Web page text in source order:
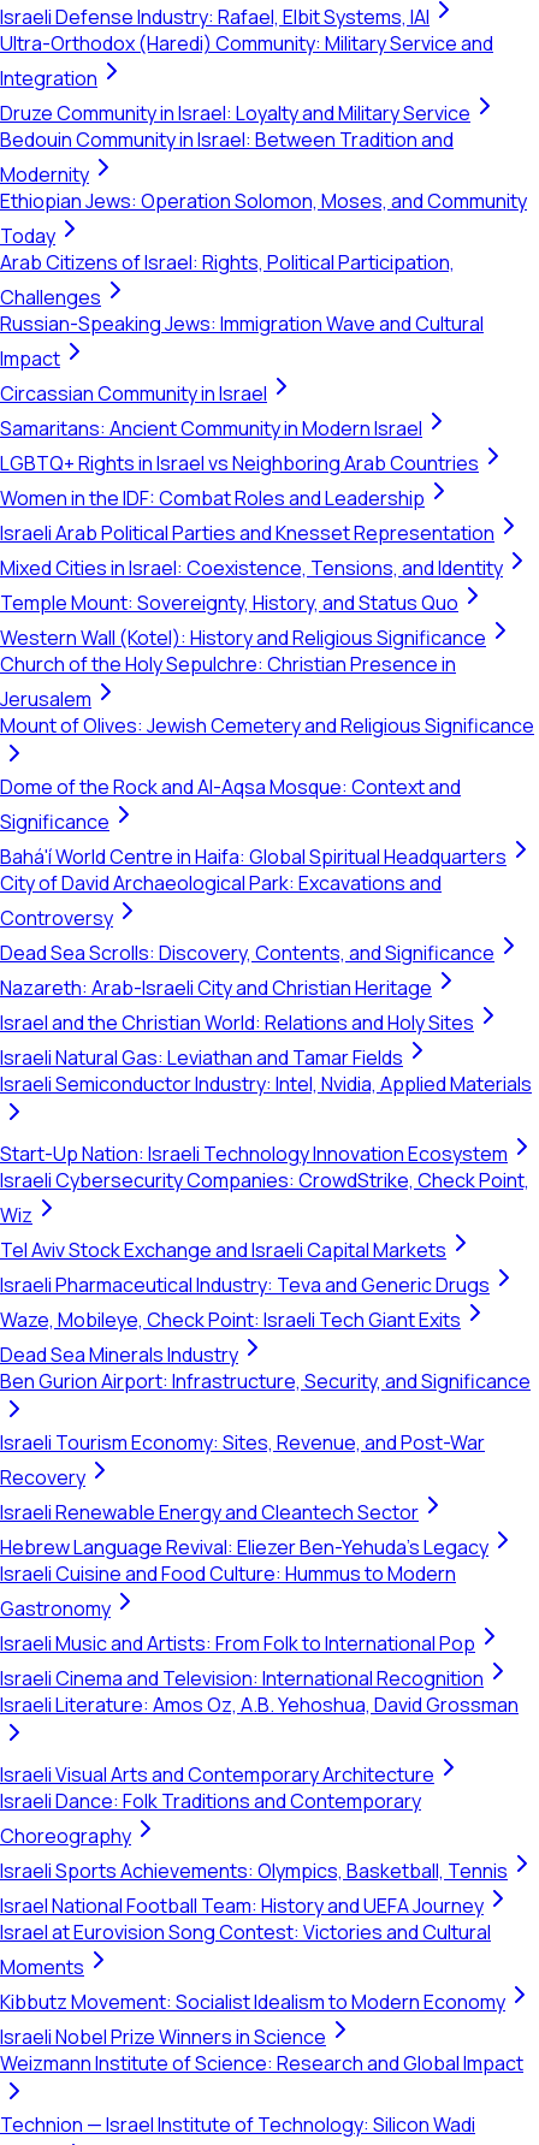
Israeli Defense Industry: Rafael, Elbit Systems, IAI
Ultra-Orthodox (Haredi) Community: Military Service and
Integration
Druze Community in Israel: Loyalty and Military Service
Bedouin Community in Israel: Between Tradition and
Modernity
Ethiopian Jews: Operation Solomon, Moses, and Community
Today
Arab Citizens of Israel: Rights, Political Participation,
Challenges
Russian-Speaking Jews: Immigration Wave and Cultural
Impact
Circassian Community in Israel
Samaritans: Ancient Community in Modern Israel
LGBTQ+ Rights in Israel vs Neighboring Arab Countries
Women in the IDF: Combat Roles and Leadership
Israeli Arab Political Parties and Knesset Representation
Mixed Cities in Israel: Coexistence, Tensions, and Identity
Temple Mount: Sovereignty, History, and Status Quo
Western Wall (Kotel): History and Religious Significance
Church of the Holy Sepulchre: Christian Presence in
Jerusalem
Mount of Olives: Jewish Cemetery and Religious Significance
Dome of the Rock and Al-Aqsa Mosque: Context and
Significance
Bahá'í World Centre in Haifa: Global Spiritual Headquarters
City of David Archaeological Park: Excavations and
Controversy
Dead Sea Scrolls: Discovery, Contents, and Significance
Nazareth: Arab-Israeli City and Christian Heritage
Israel and the Christian World: Relations and Holy Sites
Israeli Natural Gas: Leviathan and Tamar Fields
Israeli Semiconductor Industry: Intel, Nvidia, Applied Materials
Start-Up Nation: Israeli Technology Innovation Ecosystem
Israeli Cybersecurity Companies: CrowdStrike, Check Point,
Wiz
Tel Aviv Stock Exchange and Israeli Capital Markets
Israeli Pharmaceutical Industry: Teva and Generic Drugs
Waze, Mobileye, Check Point: Israeli Tech Giant Exits
Dead Sea Minerals Industry
Ben Gurion Airport: Infrastructure, Security, and Significance
Israeli Tourism Economy: Sites, Revenue, and Post-War
Recovery
Israeli Renewable Energy and Cleantech Sector
Hebrew Language Revival: Eliezer Ben-Yehuda's Legacy
Israeli Cuisine and Food Culture: Hummus to Modern
Gastronomy
Israeli Music and Artists: From Folk to International Pop
Israeli Cinema and Television: International Recognition
Israeli Literature: Amos Oz, A.B. Yehoshua, David Grossman
Israeli Visual Arts and Contemporary Architecture
Israeli Dance: Folk Traditions and Contemporary
Choreography
Israeli Sports Achievements: Olympics, Basketball, Tennis
Israel National Football Team: History and UEFA Journey
Israel at Eurovision Song Contest: Victories and Cultural
Moments
Kibbutz Movement: Socialist Idealism to Modern Economy
Israeli Nobel Prize Winners in Science
Weizmann Institute of Science: Research and Global Impact
Technion — Israel Institute of Technology: Silicon Wadi